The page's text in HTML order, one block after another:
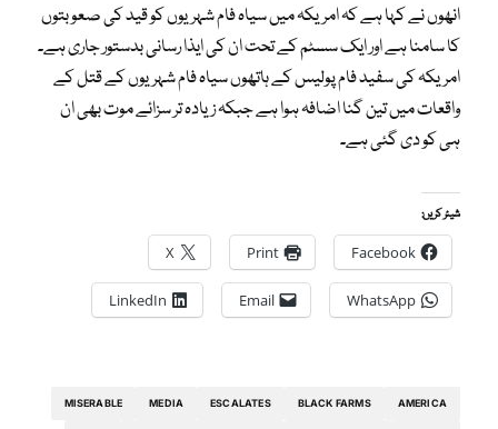
انھوں نے کہا ہے کہ امریکہ میں سیاہ فام شہریوں کو قید کی صعوبتوں
کا سامنا ہے اور ایک سسٹم کے تحت ان کی ایذا رسانی بدستور جاری ہے۔
امریکہ کی سفید فام پولیس کے ہاتھوں سیاہ فام شہریوں کے قتل کے
واقعات میں تین گنا اضافہ ہوا ہے جبکہ زیادہ تر سزائے موت بھی ان
ہی کو دی گئی ہے۔
شیئر کریں:
Facebook
Print
X
WhatsApp
Email
LinkedIn
AMERICA
BLACK FARMS
ESCALATES
MEDIA
MISERABLE